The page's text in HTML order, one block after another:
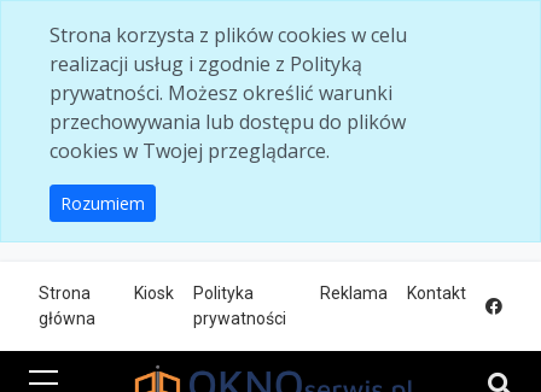
Strona korzysta z plików cookies w celu
realizacji usług i zgodnie z Polityką
prywatności. Możesz określić warunki
przechowywania lub dostępu do plików
cookies w Twojej przeglądarce.
Rozumiem
Strona
główna
Kiosk
Polityka
prywatności
Reklama Kontakt